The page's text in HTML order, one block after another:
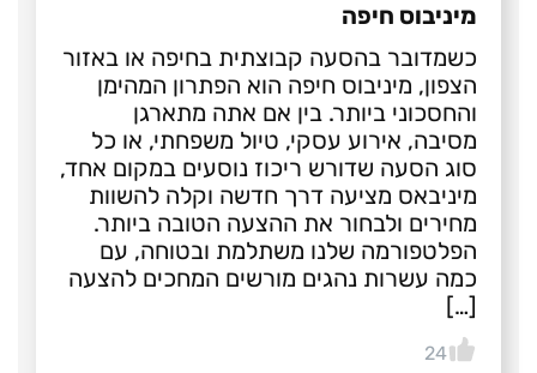
מיניבוס חיפה
כשמדובר בהסעה קבוצתית בחיפה או באזור
הצפון, מיניבוס חיפה הוא הפתרון המהימן
והחסכוני ביותר. בין אם אתה מתארגן
מסיבה, אירוע עסקי, טיול משפחתי, או כל
סוג הסעה שדורש ריכוז נוסעים במקום אחד,
מיניבאס מציעה דרך חדשה וקלה להשוות
מחירים ולבחור את ההצעה הטובה ביותר.
הפלטפורמה שלנו משתלמת ובטוחה, עם
כמה עשרות נהגים מורשים המחכים להצעה
[…]
24